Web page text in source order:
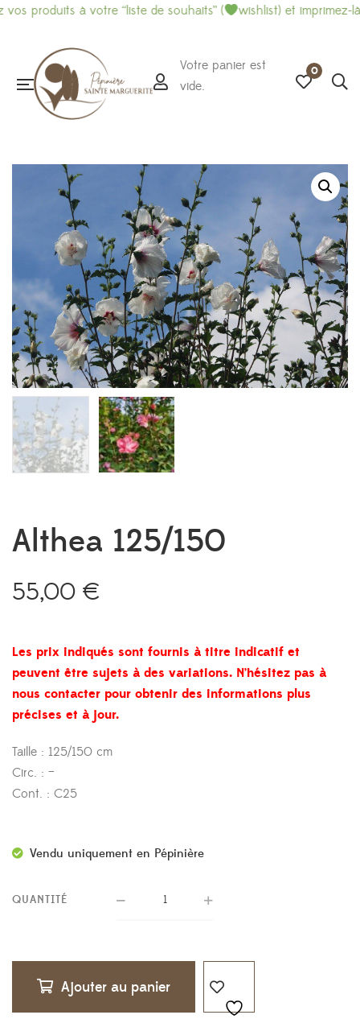
à votre “liste de souhaits” ( wishlist) et imprimez-là pour
Votre panier est
vide.
0
Althea 125/150
55,00 €
Les prix indiqués sont fournis à titre indicatif et
peuvent être sujets à des variations. N’hésitez pas à
nous contacter pour obtenir des informations plus
précises et à jour.
Taille : 125/150 cm
Circ. : –
Cont. : C25
Vendu uniquement en Pépinière
QUANTITÉ
Ajouter au panier